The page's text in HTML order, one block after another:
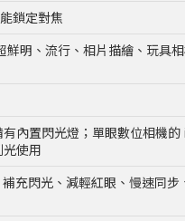
鎖定對焦
明、流行、相片描繪、玩具
內置閃光燈；單眼數位相機
使用
充閃光、減輕紅眼、慢速同